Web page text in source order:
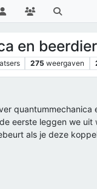
en
275 weergaven
eerste leggen we
als je deze